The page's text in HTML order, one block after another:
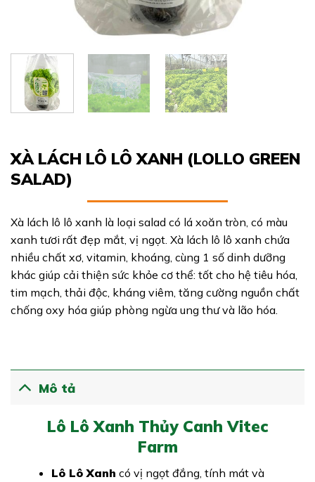
XÀ LÁCH LÔ LÔ XANH (LOLLO GREEN
SALAD)
Xà lách lô lô xanh là loại salad có lá xoăn tròn, có màu
xanh tươi rất đẹp mắt, vị ngọt. Xà lách lô lô xanh chứa
nhiều chất xơ, vitamin, khoáng, cùng 1 số dinh dưỡng
khác giúp cải thiện sức khỏe cơ thể: tốt cho hệ tiêu hóa,
tim mạch, thải độc, kháng viêm, tăng cường nguồn chất
chống oxy hóa giúp phòng ngừa ung thư và lão hóa.
Mô tả
Lô Lô Xanh Thủy Canh Vitec
Farm
Lô Lô Xanh có vị ngọt đắng, tính mát và